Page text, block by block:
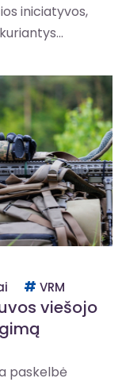
iniciatyvos,
VRM
viešojo
paskelbė